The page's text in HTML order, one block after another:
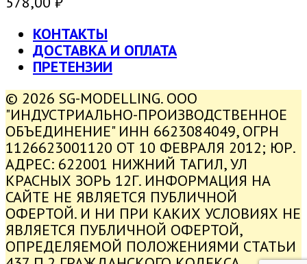
КОНТАКТЫ
ДОСТАВКА И ОПЛАТА
ПРЕТЕНЗИИ
© 2026 SG-MODELLING. ООО
"ИНДУСТРИАЛЬНО-ПРОИЗВОДСТВЕННОЕ
ОБЪЕДИНЕНИЕ" ИНН 6623084049, ОГРН
1126623001120 ОТ 10 ФЕВРАЛЯ 2012; ЮР.
АДРЕС: 622001 НИЖНИЙ ТАГИЛ, УЛ
КРАСНЫХ ЗОРЬ 12Г. ИНФОРМАЦИЯ НА
САЙТЕ НЕ ЯВЛЯЕТСЯ ПУБЛИЧНОЙ
ОФЕРТОЙ. И НИ ПРИ КАКИХ УСЛОВИЯХ НЕ
ЯВЛЯЕТСЯ ПУБЛИЧНОЙ ОФЕРТОЙ,
ОПРЕДЕЛЯЕМОЙ ПОЛОЖЕНИЯМИ СТАТЬИ